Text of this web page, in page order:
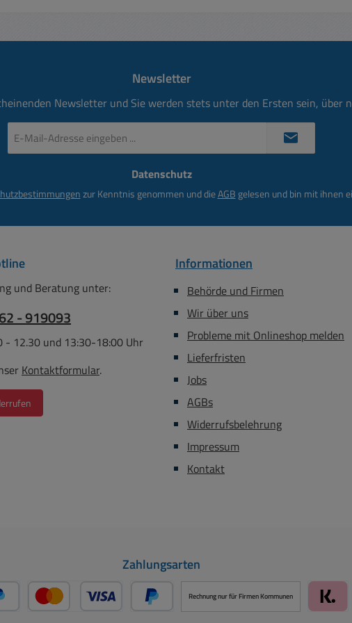
Newsletter
Newsletter und Sie werden stets unter den Ersten sein, über
Mail-
Datenschutz
zur Kenntnis genommen und dieAGB gelesen und bin mit ihnen
und Beratung unter:
- 919093
- 12.30 und 13:30-18:00 Uhr
Kontaktformular.
Informationen
Behörde und Firmen
Wir über uns
Probleme mit Onlineshop melden
Lieferfristen
Jobs
AGBs
Widerrufsbelehrung
Impressum
Kontakt
Zahlungsarten
Rechnung nur für Firmen Kommunen